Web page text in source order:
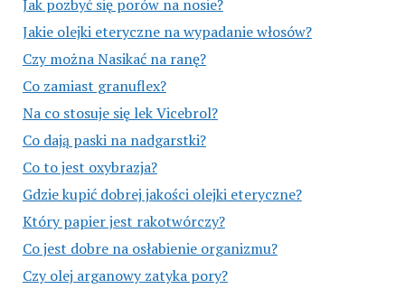
Jak pozbyć się porów na nosie?
Jakie olejki eteryczne na wypadanie włosów?
Czy można Nasikać na ranę?
Co zamiast granuflex?
Na co stosuje się lek Vicebrol?
Co dają paski na nadgarstki?
Co to jest oxybrazja?
Gdzie kupić dobrej jakości olejki eteryczne?
Który papier jest rakotwórczy?
Co jest dobre na osłabienie organizmu?
Czy olej arganowy zatyka pory?